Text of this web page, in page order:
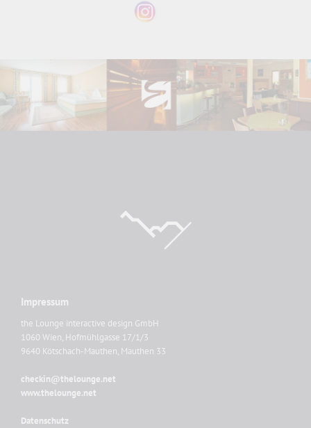
Impressum
the Lounge interactive design GmbH
1060 Wien, Hofmühlgasse 17/1/3
9640 Kötschach-Mauthen, Mauthen 33
checkin@thelounge.net
www.thelounge.net
Datenschutz